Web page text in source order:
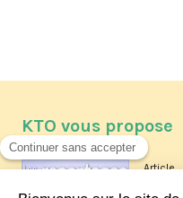
KTO vous propose
Article
Les